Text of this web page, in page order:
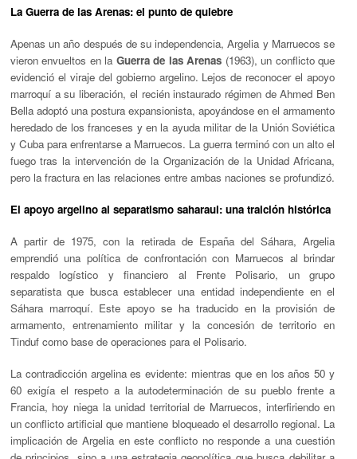
La Guerra de las Arenas: el punto de quiebre
Apenas un año después de su independencia, Argelia y Marruecos se
vieron envueltos en la Guerra de las Arenas (1963), un conflicto que
evidenció el viraje del gobierno argelino. Lejos de reconocer el apoyo
marroquí a su liberación, el recién instaurado régimen de Ahmed Ben
Bella adoptó una postura expansionista, apoyándose en el armamento
heredado de los franceses y en la ayuda militar de la Unión Soviética
y Cuba para enfrentarse a Marruecos. La guerra terminó con un alto el
fuego tras la intervención de la Organización de la Unidad Africana,
pero la fractura en las relaciones entre ambas naciones se profundizó.
El apoyo argelino al separatismo saharaui: una traición histórica
A partir de 1975, con la retirada de España del Sáhara, Argelia
emprendió una política de confrontación con Marruecos al brindar
respaldo logístico y financiero al Frente Polisario, un grupo
separatista que busca establecer una entidad independiente en el
Sáhara marroquí. Este apoyo se ha traducido en la provisión de
armamento, entrenamiento militar y la concesión de territorio en
Tinduf como base de operaciones para el Polisario.
La contradicción argelina es evidente: mientras que en los años 50 y
60 exigía el respeto a la autodeterminación de su pueblo frente a
Francia, hoy niega la unidad territorial de Marruecos, interfiriendo en
un conflicto artificial que mantiene bloqueado el desarrollo regional. La
implicación de Argelia en este conflicto no responde a una cuestión